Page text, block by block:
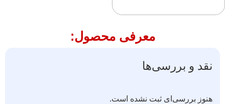
معرفی محصول:
نقد و بررسی‌ها
هنوز بررسی‌ای ثبت نشده است.